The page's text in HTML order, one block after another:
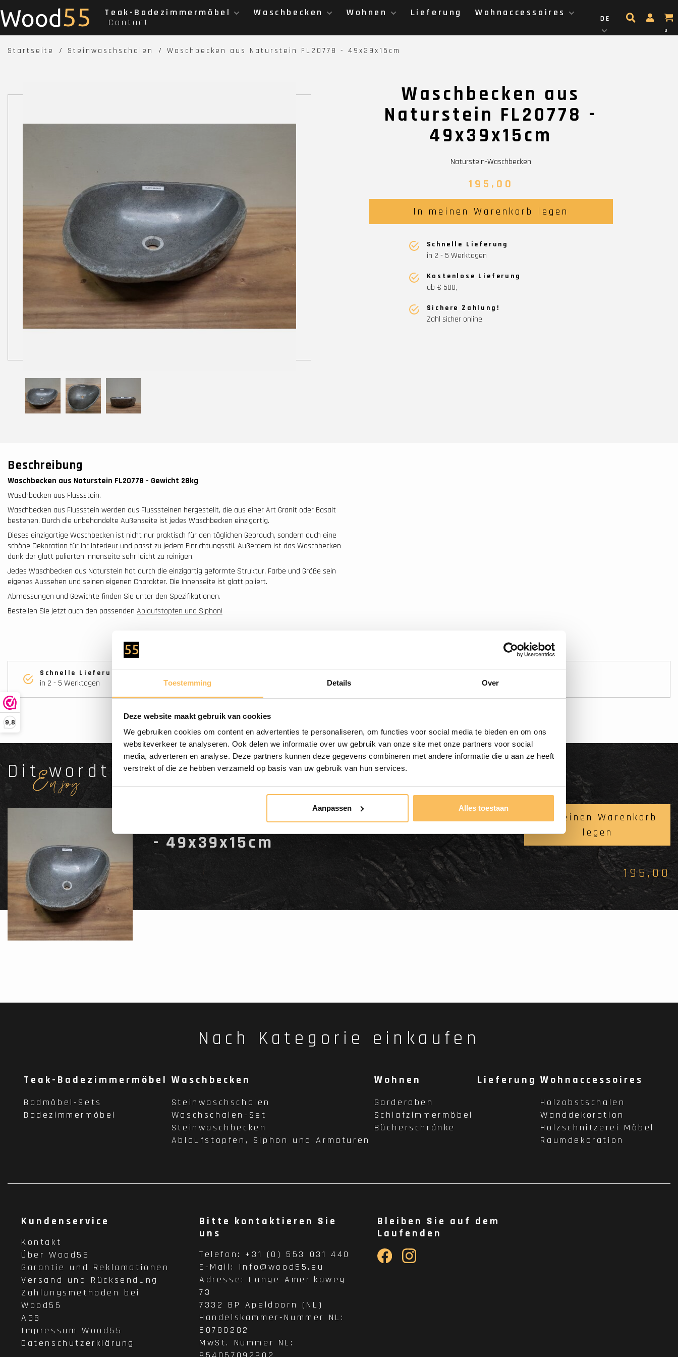
Toestemming Details Over
Deze website maakt gebruik van cookies
We gebruiken cookies om content en advertenties te personaliseren, om functies voor social media te bieden en om ons
websiteverkeer te analyseren. Ook delen we informatie over uw gebruik van onze site met onze partners voor social
media, adverteren en analyse. Deze partners kunnen deze gegevens combineren met andere informatie die u aan ze heeft
verstrekt of die ze hebben verzameld op basis van uw gebruik van hun services.
Aanpassen Alles toestaan
9,8
Teak-Badezimmermöbel Waschbecken Wohnen Lieferung
Wohnaccessoires
Contact
DE
0
Startseite Steinwaschschalen Waschbecken aus Naturstein FL20778 - 49x39x15cm
Waschbecken aus
Naturstein FL20778 -
49x39x15cm
Naturstein-Waschbecken
195,00
In meinen Warenkorb legen
Schnelle Lieferung
in 2 - 5 Werktagen
Kostenlose Lieferung
ab € 500,-
Sichere Zahlung!
Zahl sicher online
Beschreibung
Waschbecken aus Naturstein FL20778 - Gewicht 28kg
Waschbecken aus Flussstein.
Waschbecken aus Flussstein werden aus Flusssteinen hergestellt, die aus einer Art Granit oder Basalt
bestehen. Durch die unbehandelte Außenseite ist jedes Waschbecken einzigartig.
Dieses einzigartige Waschbecken ist nicht nur praktisch für den täglichen Gebrauch, sondern auch eine
schöne Dekoration für Ihr Interieur und passt zu jedem Einrichtungsstil. Außerdem ist das Waschbecken
dank der glatt polierten Innenseite sehr leicht zu reinigen.
Jedes Waschbecken aus Naturstein hat durch die einzigartig geformte Struktur, Farbe und Größe sein
eigenes Aussehen und seinen eigenen Charakter. Die Innenseite ist glatt poliert.
Abmessungen und Gewichte finden Sie unter den Spezifikationen.
Bestellen Sie jetzt auch den passenden Ablaufstopfen und Siphon!
Schnelle Lieferung
in 2 - 5 Werktagen Zahl sicher online
Dit wordt'n
Enjoy
Waschbecken aus Naturstein FL20778
- 49x39x15cm
In meinen Warenkorb
legen
195,00
Nach Kategorie einkaufen
Teak-Badezimmermöbel
Badmöbel-Sets
Badezimmermöbel
Waschbecken
Steinwaschschalen
Waschschalen-Set
Steinwaschbecken
Ablaufstopfen, Siphon und Armaturen
Wohnen
Garderoben
Schlafzimmermöbel
Bücherschränke
Lieferung Wohnaccessoires
Holzobstschalen
Wanddekoration
Holzschnitzerei Möbel
Raumdekoration
Kundenservice
Kontakt
Über Wood55
Garantie und Reklamationen
Versand und Rücksendung
Zahlungsmethoden bei
Wood55
AGB
Impressum Wood55
Datenschutzerklärung
Bitte kontaktieren Sie
uns
Telefon: +31 (0) 553 031 440
E-Mail: Info@wood55.eu
Adresse: Lange Amerikaweg
73
7332 BP Apeldoorn (NL)
Handelskammer-Nummer NL:
60780282
MwSt. Nummer NL:
Bleiben Sie auf dem
Laufenden